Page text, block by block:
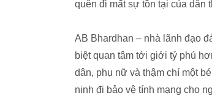
quên đi mất sự tồn tại của dân
AB Bhardhan – nhà lãnh đạo
biệt quan tâm tới giới tỷ phú
dân, phụ nữ và thậm chí một
ninh đi bảo vệ tính mạng cho